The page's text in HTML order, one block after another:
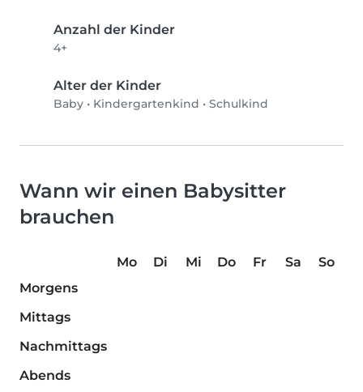
Anzahl der Kinder
4+
Alter der Kinder
Baby • Kindergartenkind • Schulkind
Wann wir einen Babysitter
brauchen
Mo Di Mi Do Fr Sa
So
Morgens
Mittags
Nachmittags
Abends